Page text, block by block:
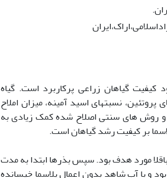
کیفیت گیاهان زراعی پرکاربرد است. گیاه
نسبتهای اسید آمینه، میزان املاح
و روش های سنتی اصلاح شده کمک زیادی به
بر کیفیت رشد گیاهان است.
مورد هدف بود. سپس بذرها ابتدا به مدت
با پلاسما فعال شده بود و با آب شاهد بدون اعمال پلاسما خیسانده